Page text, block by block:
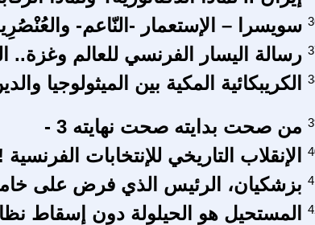
سويسرا – الإستعمار -النّاعم-
رسالة اليسار الفرنسي للعالم وغزة..
الكريبكائية المكية بين الميثولوجيا
من صحت بدايته صحت نهايته 3 -
الإنقلاب التاريخي للإنتخابات الفرنسية !
بزشكيان، الرئيس الذي فرض على
المستحيل هو الحيلولة دون إسقاط